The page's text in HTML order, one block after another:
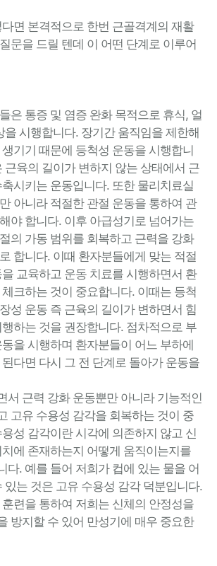
면 본격적으로 한번 근골격계의 재활
문을 드릴 텐데 이 어떤 단계로 이루어
은 통증 및 염증 완화 목적으로 휴식, 얼
을 시행합니다. 장기간 움직임을 제한해
기기 때문에 등척성 운동을 시행합니
근육의 길이가 변하지 않는 상태에서 근
시키는 운동입니다. 또한 물리치료실
아니라 적절한 관절 운동을 통하여 관
야 합니다. 이후 아급성기로 넘어가는
의 가동 범위를 회복하고 근력을 강화
합니다. 이때 환자분들에게 맞는 적절
교육하고 운동 치료를 시행하면서 환
크하는 것이 중요합니다. 이때는 등척
성 운동 즉 근육의 길이가 변하면서 힘
하는 것을 권장합니다. 점차적으로 부
을 시행하며 환자분들이 어느 부하에
다면 다시 그 전 단계로 돌아가 운동을
서 근력 강화 운동뿐만 아니라 기능적인
고유 수용성 감각을 회복하는 것이 중
성 감각이란 시각에 의존하지 않고 신
에 존재하는지 어떻게 움직이는지를
다. 예를 들어 저희가 컵에 있는 물을 어
있는 것은 고유 수용성 감각 덕분입니다.
련을 통하여 저희는 신체의 안정성을
방지할 수 있어 만성기에 매우 중요한